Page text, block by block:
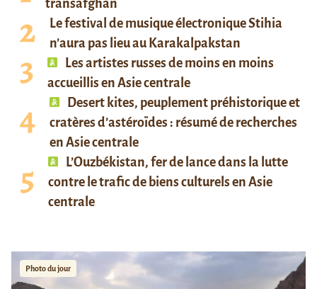
transafghan
Le festival de musique électronique Stihia
n’aura pas lieu au Karakalpakstan
Les artistes russes de moins en moins
accueillis en Asie centrale
Desert kites, peuplement préhistorique et
cratères d’astéroïdes : résumé de recherches
en Asie centrale
L’Ouzbékistan, fer de lance dans la lutte
contre le trafic de biens culturels en Asie
centrale
Photo du jour